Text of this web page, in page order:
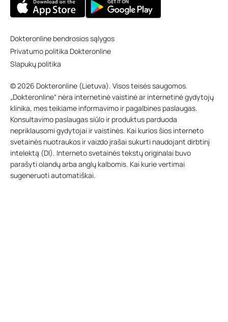
Dokteronline bendrosios sąlygos
Privatumo politika Dokteronline
Slapukų politika
© 2026 Dokteronline (Lietuva). Visos teisės saugomos.
„Dokteronline“ nėra internetinė vaistinė ar internetinė gydytojų
klinika, mes teikiame informavimo ir pagalbines paslaugas.
Konsultavimo paslaugas siūlo ir produktus parduoda
nepriklausomi gydytojai ir vaistinės. Kai kurios šios interneto
svetainės nuotraukos ir vaizdo įrašai sukurti naudojant dirbtinį
intelektą (DI). Interneto svetainės tekstų originalai buvo
parašyti olandų arba anglų kalbomis. Kai kurie vertimai
sugeneruoti automatiškai.